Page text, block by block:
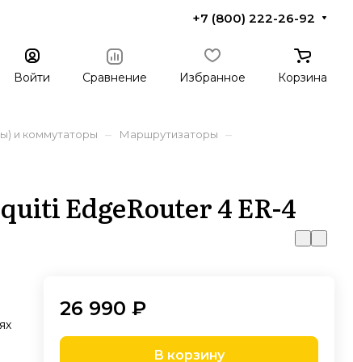
+7 (800) 222-26-92
Войти Сравнение Избранное Корзина
и коммутаторы – Маршрутизаторы –
EdgeRouter 4 ER-4
26 990 ₽
В корзину